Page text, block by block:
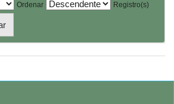
Ordenar
Registro(s)